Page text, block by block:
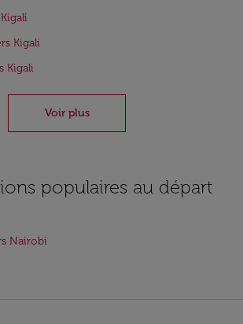
Kigali
Kigali
Voir plus
populaires au départ
Nairobi